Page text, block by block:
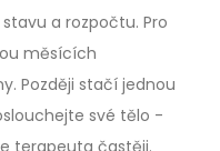
a rozpočtu. Pro
měsících
Později stačí jednou
své tělo -
terapeuta častěji.